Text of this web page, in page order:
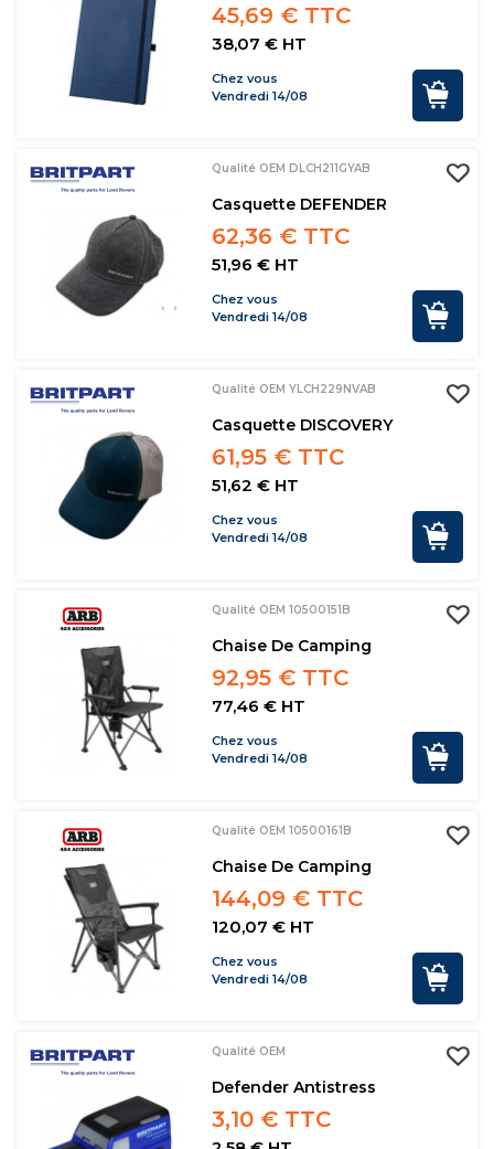
45,69 € TTC
38,07 € HT
Chez vous
Vendredi 14/08
Qualité OEM DLCH211GYAB
Casquette DEFENDER
62,36 € TTC
51,96 € HT
Chez vous
Vendredi 14/08
Qualité OEM YLCH229NVAB
Casquette DISCOVERY
61,95 € TTC
51,62 € HT
Chez vous
Vendredi 14/08
Qualité OEM 10500151B
Chaise De Camping
92,95 € TTC
77,46 € HT
Chez vous
Vendredi 14/08
Qualité OEM 10500161B
Chaise De Camping
144,09 € TTC
120,07 € HT
Chez vous
Vendredi 14/08
Qualité OEM
Defender Antistress
3,10 € TTC